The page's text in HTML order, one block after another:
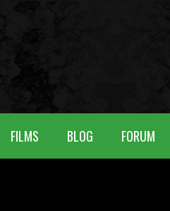
FILMS BLOG FORUM